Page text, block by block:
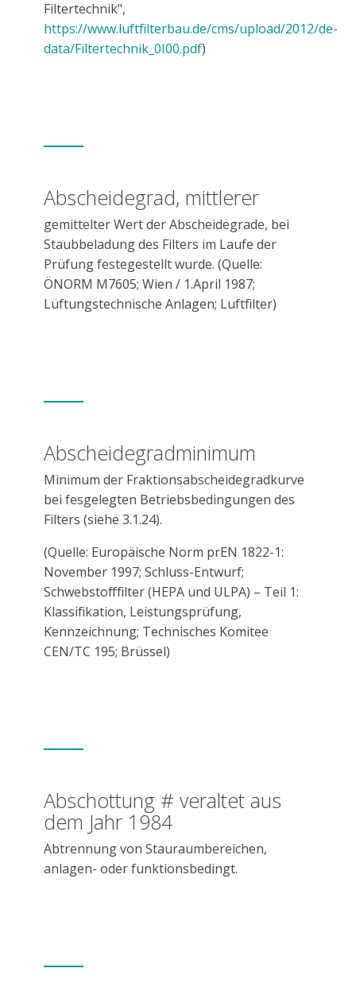
Filtertechnik",
https://www.luftfilterbau.de/cms/upload/2012/de-
data/Filtertechnik_0I00.pdf)
Abscheidegrad, mittlerer
gemittelter Wert der Abscheidegrade, bei
Staubbeladung des Filters im Laufe der
Prüfung festegestellt wurde. (Quelle:
ÖNORM M7605; Wien / 1.April 1987;
Lüftungstechnische Anlagen; Luftfilter)
Abscheidegradminimum
Minimum der Fraktionsabscheidegradkurve
bei fesgelegten Betriebsbedingungen des
Filters (siehe 3.1.24).
(Quelle: Europäische Norm prEN 1822-1:
November 1997; Schluss-Entwurf;
Schwebstofffilter (HEPA und ULPA) – Teil 1:
Klassifikation, Leistungsprüfung,
Kennzeichnung; Technisches Komitee
CEN/TC 195; Brüssel)
Abschottung # veraltet aus
dem Jahr 1984
Abtrennung von Stauraumbereichen,
anlagen- oder funktionsbedingt.